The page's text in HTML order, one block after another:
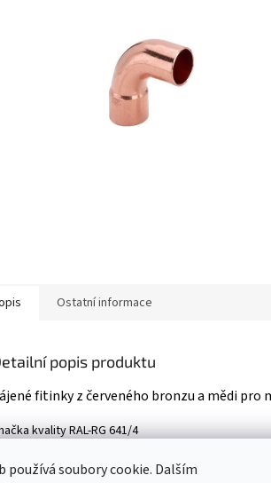
používá soubory cookie. Dalším
Ostatní informace
popis produktu
fitinky z červeného bronzu a mědi pro
kvality RAL-​RG 641/4